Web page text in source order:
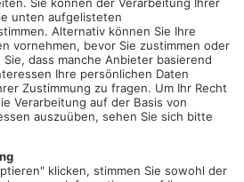
stellten die Beamten insgesamt rund
fest:
unter Alkoholeinfluss
unter dem Einfluss
ohne eine gültige Fahrerlaubnis
Verkehrsverstöße wie z.B.